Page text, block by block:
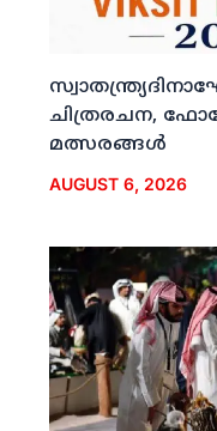
ചിത്രരചന,
മത്സരങ്ങള്‍
AUGUST 6, 2026